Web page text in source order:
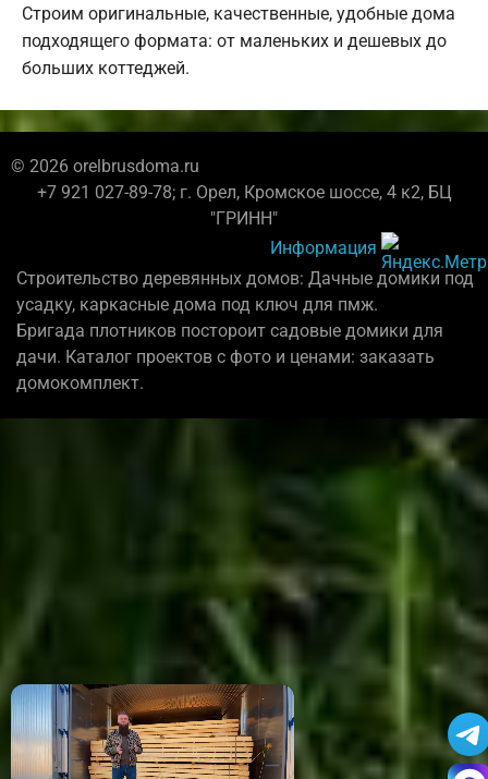
Строим оригинальные, качественные, удобные дома
подходящего формата: от маленьких и дешевых до
больших коттеджей.
© 2026 orelbrusdoma.ru
+7 921 027-89-78; г. Орел, Кромское шоссе, 4 к2, БЦ
"ГРИНН"
Информация
Строительство деревянных домов: Дачные домики под
усадку, каркасные дома под ключ для пмж.
Бригада плотников постороит садовые домики для
дачи. Каталог проектов с фото и ценами: заказать
домокомплект.